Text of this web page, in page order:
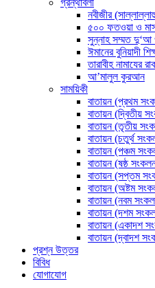
গ্রন্থাবলী
নবীজীর
৫০০ ফতওয়া ও
সুন্নাহ সম্মত দু‘আ
ঈমানের বুনিয়াদী
তারাবীহ নামাযের
আ’মালুল কুরআন
সাময়িকী
বাতায়ন (প্রথম
বাতায়ন (দ্বিতীয়
বাতায়ন (তৃতীয়
বাতায়ন (চতুর্থ
বাতায়ন (পঞ্চম
বাতায়ন (ষষ্ঠ
বাতায়ন (সপ্তম
বাতায়ন (অষ্টম
বাতায়ন (নবম
বাতায়ন (দশম
বাতায়ন (একাদশ
বাতায়ন (দ্বাদশ
প্রশ্ন উত্তর
বিবিধ
যোগাযোগ